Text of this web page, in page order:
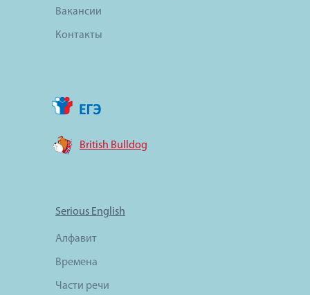
Вакансии
Контакты
British Bulldog
Serious English
Алфавит
Времена
Части речи